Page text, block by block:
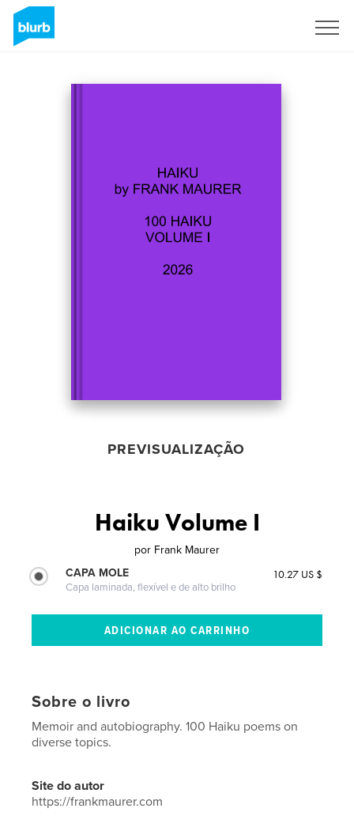
PREVISUALIZAÇÃO
Haiku Volume I
por Frank Maurer
CAPA MOLE
Capa laminada, flexível e de alto brilho
10.27 US $
Sobre o livro
Memoir and autobiography. 100 Haiku poems on
diverse topics.
Site do autor
https://frankmaurer.com